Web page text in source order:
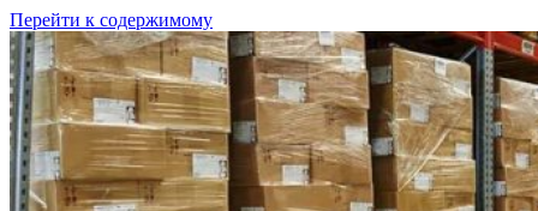
Перейти к содержимому